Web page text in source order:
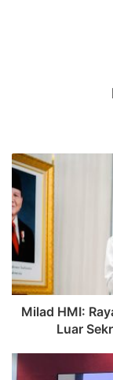
Milad HMI:
Luar